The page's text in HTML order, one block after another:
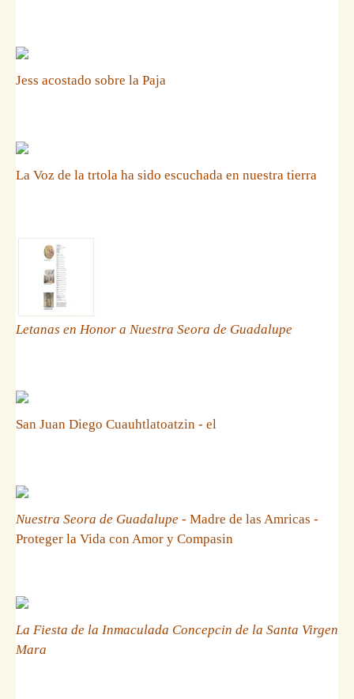
Jess acostado sobre la Paja
La Voz de la trtola ha sido escuchada en nuestra tierra
Letanas en Honor a Nuestra Seora de Guadalupe
San Juan Diego Cuauhtlatoatzin - el
Nuestra Seora de Guadalupe - Madre de las Amricas -
Proteger la Vida con Amor y Compasin
La Fiesta de la Inmaculada Concepcin de la Santa Virgen
Mara